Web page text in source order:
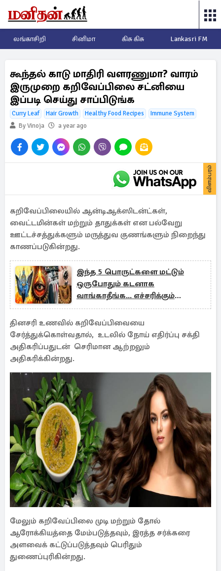
லங்காசிறி சினிமா கிசு கிசு Lankasri FM
கூந்தல் காடு மாதிரி வளரணுமா? வாரம்
இருமுறை கறிவேப்பிலை சட்னியை
இப்படி செய்து சாப்பிடுங்க
Curry Leaf Hair Growth Healthy Food Recipes
Immune System
By Vinoja
a year ago
விளம்பரம்
கறிவேப்பிலையில் ஆன்டிஆக்ஸிடன்ட்கள்,
வைட்டமின்கள் மற்றும் தாதுக்கள் என பல்வேறு
ஊட்டச்சத்துக்களும் மருத்துவ குணங்களும் நிறைந்து
காணப்படுகின்றது.
இந்த 5 பொருட்களை மட்டும்
ஒருபோதும் கடனாக
வாங்காதீங்க... எச்சரிக்கும்
சாஸ்திரங்கள்!
தினசரி உணவில் கறிவேப்பிவையை
சேர்த்துக்கொள்வதால், உடலில் நோய் எதிர்ப்பு சக்தி
அதிகரிப்பதுடன் செரிமான ஆற்றலும்
அதிகரிக்கின்றது.
மேலும் கறிவேப்பிலை முடி மற்றும் தோல்
ஆரோக்கியத்தை மேம்படுத்தவும், இரத்த சர்க்கரை
அளவைக் கட்டுப்படுத்தவும் பெரிதும்
துணைப்புரிகின்றது.